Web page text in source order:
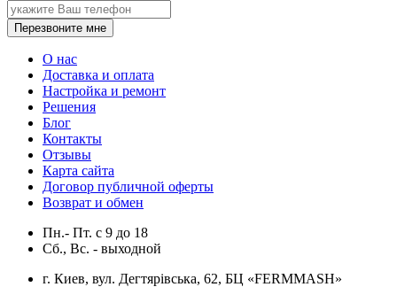
Перезвоните мне
О нас
Доставка и оплата
Настройка и ремонт
Решения
Блог
Контакты
Отзывы
Карта сайта
Договор публичной оферты
Возврат и обмен
Пн.- Пт. с 9 до 18
Сб., Вс. - выходной
г. Киев, вул. Дегтярівська, 62, БЦ «FERMMASH»